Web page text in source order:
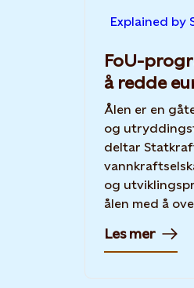
Explained by
FoU-
å redde
Ålen er en
og
deltar
og
ålen med å
Les mer